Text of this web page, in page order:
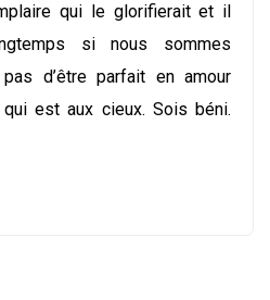
qui le glorifierait et il
si nous sommes
pas d’être parfait en amour
est aux cieux. Sois béni.